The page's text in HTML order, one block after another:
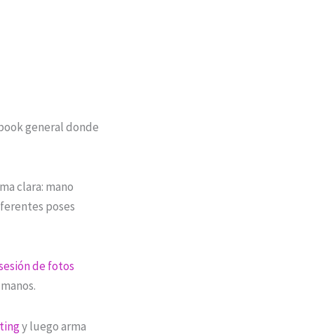
general donde
clara: mano
poses
de fotos
y luego arma